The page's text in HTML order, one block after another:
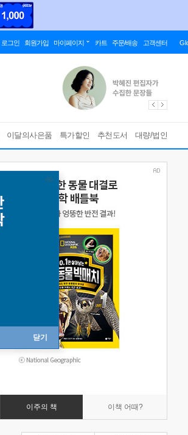
로그인 회원가입 마이페이지 카트 주문/배송 고객센터
이달의사은품 특가할인 추천도서 대량/법인
닫기
이주의 책 이책 어때?